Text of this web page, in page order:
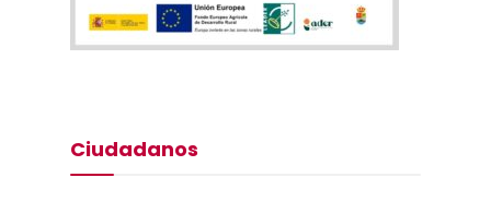
Ciudadanos